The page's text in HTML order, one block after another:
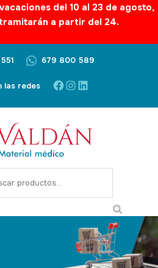
del 10 al 23 de agosto,
a partir del 24.
679 800 589
las redes